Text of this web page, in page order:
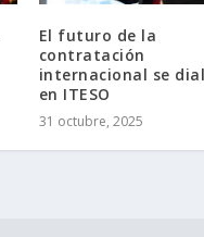
El futuro de la
contratación
internacional se
en ITESO
31 octubre, 2025